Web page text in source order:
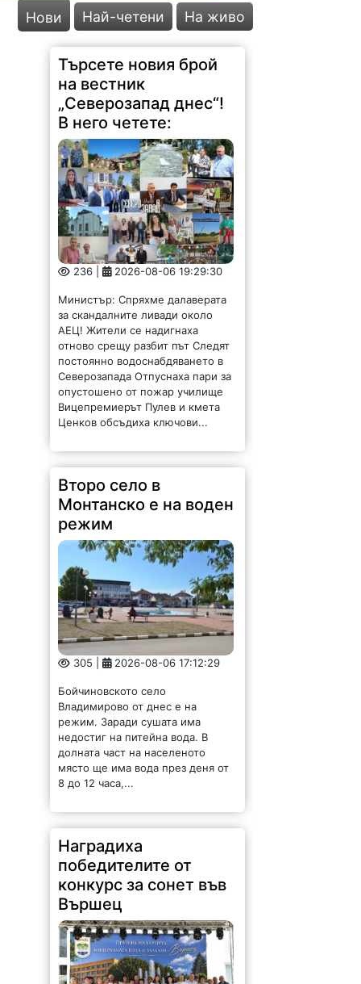
Нови Най-четени На живо
Търсете новия брой
на вестник
„Северозапад днес“!
В него четете:
236 | 2026-08-06 19:29:30
за скандалните ливади около
АЕЦ! Жители се надигнаха
отново срещу разбит път Следят
постоянно водоснабдяването в
Северозапада Отпуснаха пари за
опустошено от пожар училище
Вицепремиерът Пулев и кмета
Ценков обсъдиха ключови...
Второ село в
Монтанско е на воден
режим
305 |
Владимирово от днес е на
режим. Заради сушата има
недостиг на питейна вода. В
долната част на населеното
място ще има вода през деня от
8 до 12 часа,...
Наградиха
победителите от
конкурс за сонет във
Вършец